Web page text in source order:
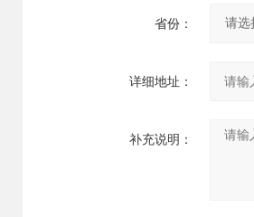
省份：
详细地址：
补充说明：